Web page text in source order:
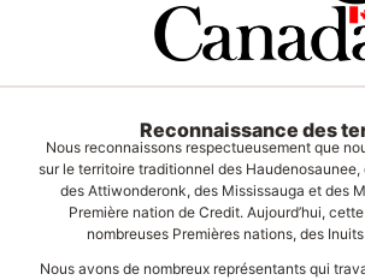
Reconnaissance des
Nous reconnaissons respectueusement que
sur le territoire traditionnel des
des Attiwonderonk, des Mississauga et des
Première nation de Credit. Aujourd’hui,
nombreuses Premières nations, des
Nous avons de nombreux représentants qui